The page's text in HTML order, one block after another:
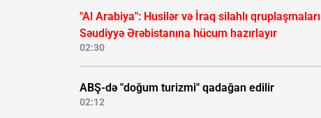
"Al Arabiya": Husilər və İraq silahlı qruplaşmaları
Səudiyyə Ərəbistanına hücum hazırlayır
02:30
ABŞ-də "doğum turizmi" qadağan edilir
02:12